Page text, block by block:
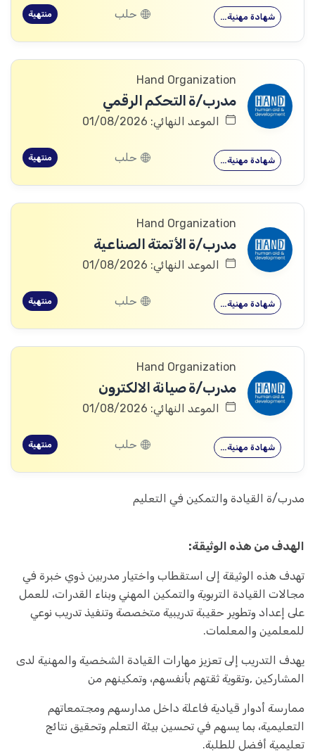
شهادة مهنية… حلب منتهية
Hand Organization
مدرب/ة التحكم الرقمي
الموعد النهائي: 01/08/2026
شهادة مهنية… حلب منتهية
Hand Organization
مدرب/ة الأتمتة الصناعية
الموعد النهائي: 01/08/2026
شهادة مهنية… حلب منتهية
Hand Organization
مدرب/ة صيانة الالكترون
الموعد النهائي: 01/08/2026
شهادة مهنية… حلب منتهية
مدرب/ة القيادة والتمكين في التعليم
الهدف من هذه الوثيقة:
تهدف هذه الوثيقة إلى استقطاب واختيار مدربين ذوي خبرة في
مجالات القيادة التربوية والتمكين المهني وبناء القدرات، للعمل
على إعداد وتطوير حقيبة تدريبية متخصصة وتنفيذ تدريب نوعي
للمعلمين والمعلمات.
يهدف التدريب إلى تعزيز مهارات القيادة الشخصية والمهنية لدى
المشاركين ,وتقوية ثقتهم بأنفسهم، وتمكينهم من
ممارسة أدوار قيادية فاعلة داخل مدارسهم ومجتمعاتهم
التعليمية، بما يسهم في تحسين بيئة التعلم وتحقيق نتائج
تعليمية أفضل للطلبة.